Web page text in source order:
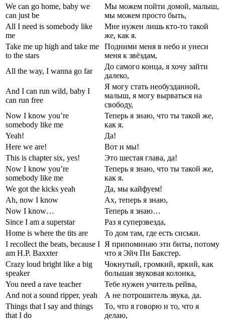
We can go home, baby we
can just be
Мы можем пойти домой, малыш,
мы можем просто быть,
All I need is somebody like
me
Мне нужен лишь кто-то такой
же, как я.
Take me up high and take me
to the stars
Подними меня в небо и унеси
меня к звёздам,
All the way, I wanna go far
До самого конца, я хочу зайти
далеко,
And I can run wild, baby I
can run free
Я могу стать необузданной,
малыш, я могу вырваться на
свободу,
Now I know you’re
somebody like me
Теперь я знаю, что ты такой же,
как я.
Yeah!
Да!
Here we are!
Вот и мы!
This is chapter six, yes!
Это шестая глава, да!
Now I know you’re
somebody like me
Теперь я знаю, что ты такой же,
как я.
We got the kicks yeah
Да, мы кайфуем!
Ah, now I know
Ах, теперь я знаю,
Now I know…
Теперь я знаю…
Since I am a superstar
Раз я суперзвезда,
Home is where the tits are
То дом там, где есть сиськи.
I recollect the beats, because I
am H.P. Baxxter
Я припоминаю эти биты, потому
что я Эйч Пи Бакстер.
Crazy loud bright like a big
speaker
Чокнутый, громкий, яркий, как
большая звуковая колонка,
You need a rave teacher
Тебе нужен учитель рейва,
And not a sound ripper, yeah
А не потрошитель звука, да.
Things that I say and things
that I do
То, что я говорю и то, что я
делаю,